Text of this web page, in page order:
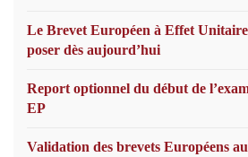
Le Brevet Européen à Effet
poser dès aujourd’hui
Report optionnel du début de
EP
Validation des brevets Européens